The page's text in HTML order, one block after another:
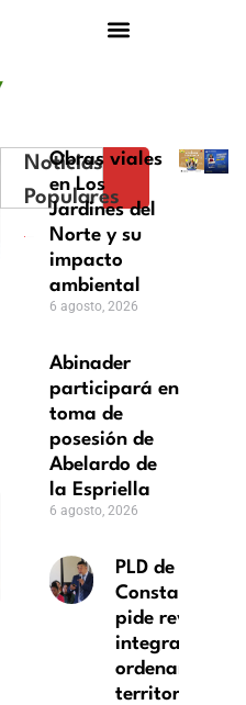
Noticias
Populares
Obras viales
en Los
Jardines del
Norte y su
impacto
ambiental
6 agosto, 2026
Abinader
participará en
toma de
posesión de
Abelardo de
la Espriella
6 agosto, 2026
PLD de
Constanza
pide revisión
integral del
ordenamiento
territorial y